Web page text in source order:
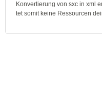
Konvertierung von sxc in xml
tet somit keine Ressourcen